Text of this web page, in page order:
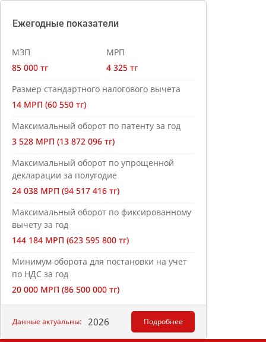
Ежегодные показатели
МЗП
85 000 тг
МРП
4 325 тг
Размер стандартного налогового вычета
14 МРП (60 550 тг)
Максимальный оборот по патенту за год
3 528 МРП (13 872 096 тг)
Максимальный оборот по упрощенной
декларации за полугодие
24 038 МРП (94 517 416 тг)
Максимальный оборот по фиксированному
вычету за год
144 184 МРП (623 595 800 тг)
Минимум оборота для постановки на учет
по НДС за год
20 000 МРП (86 500 000 тг)
Данные актуальны: 2026 Подробнее